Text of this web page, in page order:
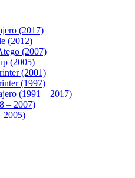
(2017)
(2012)
(2007)
(2005)
(2001)
(1997)
(1991 – 2017)
– 2007)
2005)